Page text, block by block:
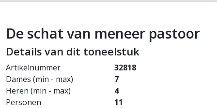
De schat van meneer pastoor
Details van dit toneelstuk
Artikelnummer
32818
Dames (min - max)
7
Heren (min - max)
4
Personen
11